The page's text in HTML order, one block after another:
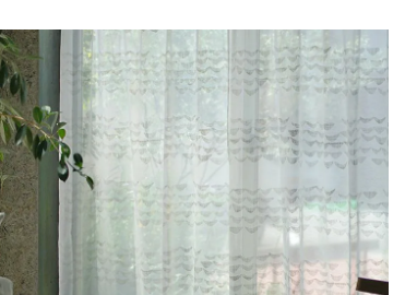
カーテンサイズの測り方
カーテン生地 無料サンプル
DESIGN LIFE
NEXTHOME
colne
既製カーテン
遮光カーテン
100×135cm（遮光カーテン）
100×178cm（遮光カーテン）
100×200cm（遮光カーテン）
厚地カーテン
100×135cm（厚地カーテン）
100×178cm（厚地カーテン）
レースカーテン
100×133cm(レースカーテン)
ラグをサイズで選ぶ
100×140cm程度
140×200cm程度
170×220cm程度
ラグを機能で選ぶ
床暖房/ホットカーペット対応
防音ラグ
ラグのサイズの選び方
カーペットをサイズで選ぶ
176×176cm（江戸間2畳）
176×261cm（江戸間3畳）
261×261cm（江戸間4.5畳）
タイルカーペット
カーペットのサイズの選び方
玄関マット
約45×75cm
約50×80cm
キッチンマット
約45×60cm
オーダーカーテン